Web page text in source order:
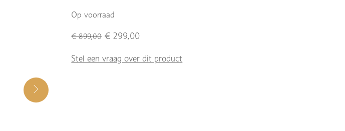
Op voorraad
€ 899,00 € 299,00
Stel een vraag over dit product